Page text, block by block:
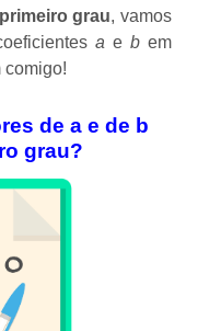
grau, vamos
aebem
comigo!
de a e de b
grau?